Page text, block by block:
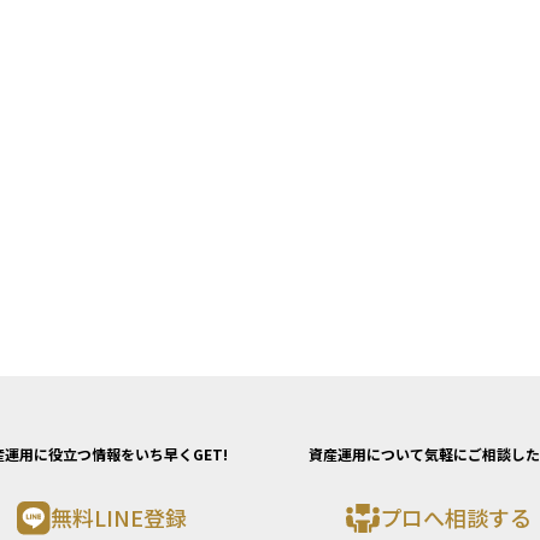
運用に役立つ情報をいち早くGET!
無料LINE登録
資産運用について気軽にご相談し
プロへ相談する